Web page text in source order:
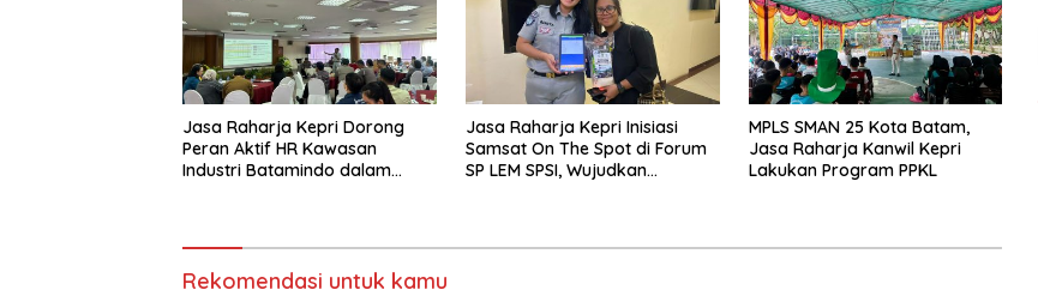
Jasa Raharja Kepri Dorong
Peran Aktif HR Kawasan
Industri Batamindo dalam
Jasa Raharja Kepri Inisiasi
Samsat On The Spot di Forum
SP LEM SPSI, Wujudkan
MPLS SMAN 25 Kota Batam,
Jasa Raharja Kanwil Kepri
Lakukan Program PPKL
Rekomendasi untuk kamu